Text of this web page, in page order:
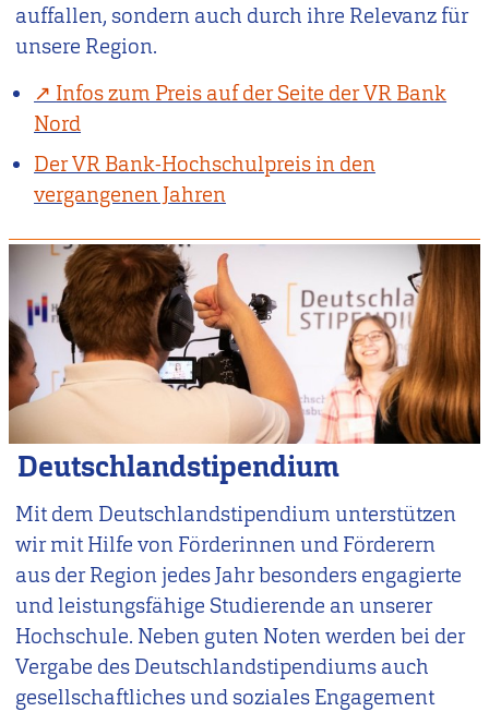
auffallen, sondern auch durch ihre Relevanz für
unsere Region.
Infos zum Preis auf der Seite der VR Bank
Nord
Der VR Bank-Hochschulpreis in den
vergangenen Jahren
Deutschlandstipendium
Mit dem Deutschlandstipendium unterstützen
wir mit Hilfe von Förderinnen und Förderern
aus der Region jedes Jahr besonders engagierte
und leistungsfähige Studierende an unserer
Hochschule. Neben guten Noten werden bei der
Vergabe des Deutschlandstipendiums auch
gesellschaftliches und soziales Engagement